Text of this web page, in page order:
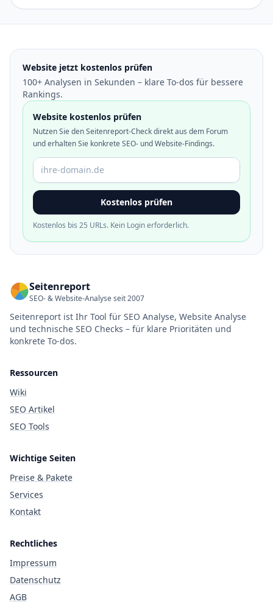
Website jetzt kostenlos prüfen
100+ Analysen in Sekunden – klare To-dos für bessere
Rankings.
Website kostenlos prüfen
Nutzen Sie den Seitenreport-Check direkt aus dem Forum
und erhalten Sie konkrete SEO- und Website-Findings.
Domain oder URL
Kostenlos prüfen
Kostenlos bis 25 URLs. Kein Login erforderlich.
Seitenreport
SEO- & Website-Analyse seit 2007
Seitenreport ist Ihr Tool für SEO Analyse, Website Analyse
und technische SEO Checks – für klare Prioritäten und
konkrete To-dos.
Ressourcen
Wiki
SEO Artikel
SEO Tools
Wichtige Seiten
Preise & Pakete
Services
Kontakt
Rechtliches
Impressum
Datenschutz
AGB